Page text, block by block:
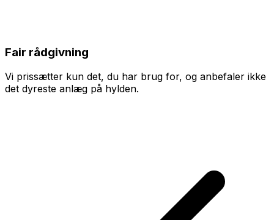
Fair rådgivning
Vi prissætter kun det, du har brug for, og anbefaler ikke
det dyreste anlæg på hylden.